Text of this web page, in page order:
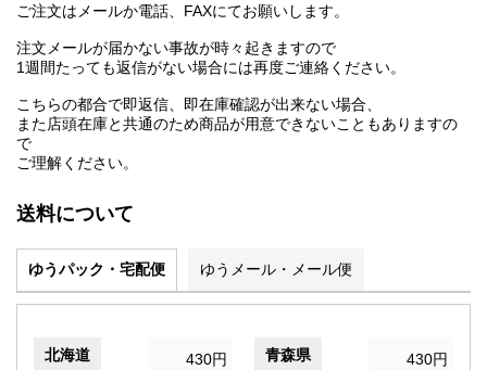
ご注文はメールか電話、FAXにてお願いします。
注文メールが届かない事故が時々起きますので
1週間たっても返信がない場合には再度ご連絡ください。
こちらの都合で即返信、即在庫確認が出来ない場合、
また店頭在庫と共通のため商品が用意できないこともありますの
で
ご理解ください。
送料について
ゆうパック・宅配便 ゆうメール・メール便
北海道 430円 青森県 430円